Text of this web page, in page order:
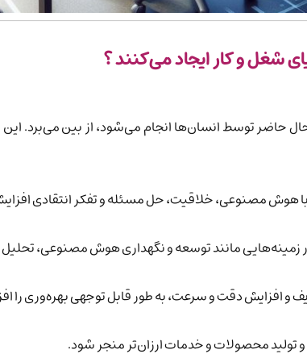
شغل و کار ایجاد می‌کنند ؟
حاضر توسط انسان‌ها انجام می‌شود، از بین می‌برد.
با هوش مصنوعی، خلاقیت، حل مسئله و تفکر انتقادی
مانند توسعه و نگهداری هوش مصنوعی، تحلیل
افزایش دقت و سرعت، به طور قابل توجهی بهره‌وری را
تولید محصولات و خدمات ارزان‌تر منجر شود.